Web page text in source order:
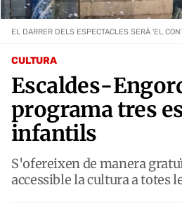
CULTURA
Escaldes-
programa tres
infantils
S'ofereixen de manera
accessible la cultura a totes
EL DARRER DELS ESPECTACLES SERÀ 'EL